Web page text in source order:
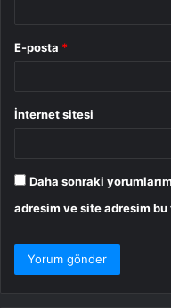
E-posta *
İnternet sitesi
Daha sonraki
adresim ve site adresim